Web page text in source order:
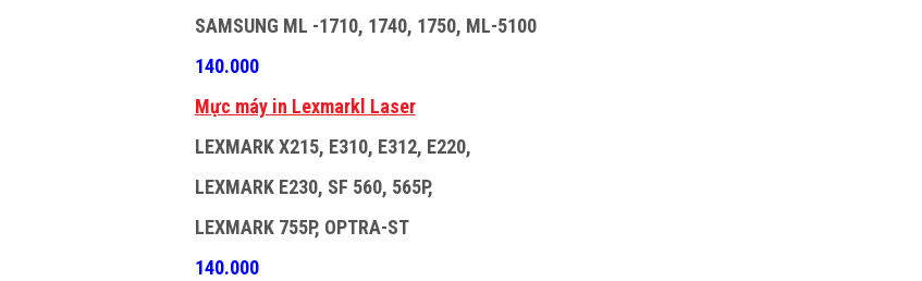
SAMSUNG ML -1710, 1740, 1750, ML-5100
140.000
Mực máy in Lexmarkl Laser
LEXMARK X215, E310, E312, E220,
LEXMARK E230, SF 560, 565P,
LEXMARK 755P, OPTRA-ST
140.000